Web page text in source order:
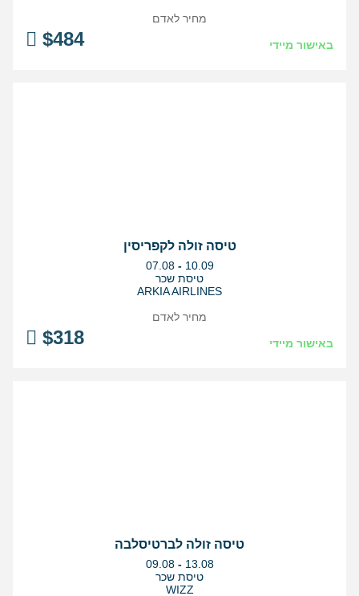
באישור מיידי $484
מחיר לאדם
טיסה זולה לקפריסין
בין
התאריכים,
07.08 - 10.09
טיסת שכר
ARKIA AIRLINES
באישור מיידי $318
מחיר לאדם
טיסה זולה לברטיסלבה
בין
התאריכים,
09.08 - 13.08
טיסת שכר
WIZZ